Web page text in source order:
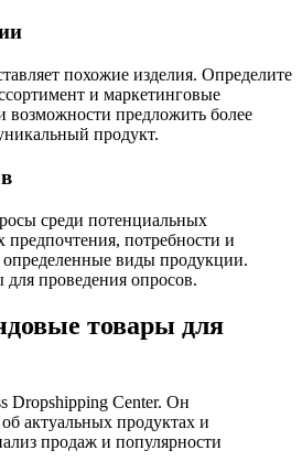
похожие изделия. Определите
и маркетинговые
возможности предложить более
продукт.
среди потенциальных
предпочтения, потребности и
определенные виды продукции.
проведения опросов.
товары для
Dropshipping Center. Он
актуальных продуктах и
продаж и популярности